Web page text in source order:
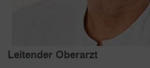
Leitender Oberarzt